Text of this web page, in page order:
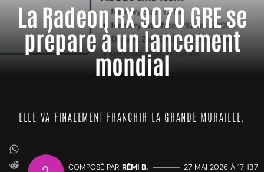
La Radeon RX 9070 GRE se
prépare à un lancement
mondial
ELLE VA FINALEMENT FRANCHIR LA GRANDE MURAILLE.
COMPOSÉ PAR RÉMI B. ————— 27 MAI 2026 À 17H37